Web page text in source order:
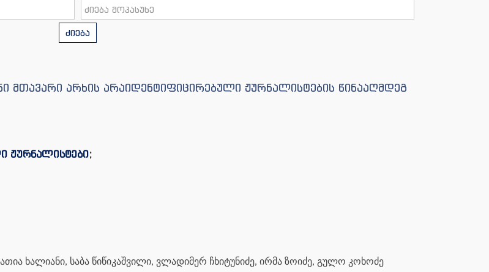
ძიება
მთავარი არხის არაიდენტიფიცირებული ჟურნალისტების წინააღმდეგ
ჟურნალისტები;
ხალიანი, საბა წიწიკაშვილი, ვლადიმერ ჩხიტუნიძე, ირმა ზოიძე, გულო კოხოძე